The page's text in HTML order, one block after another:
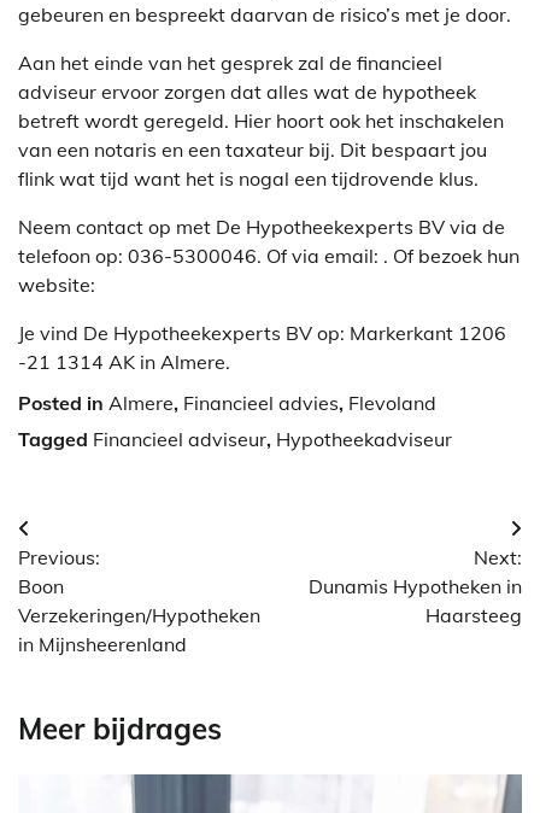
gebeuren en bespreekt daarvan de risico’s met je door.
Aan het einde van het gesprek zal de financieel
adviseur ervoor zorgen dat alles wat de hypotheek
betreft wordt geregeld. Hier hoort ook het inschakelen
van een notaris en een taxateur bij. Dit bespaart jou
flink wat tijd want het is nogal een tijdrovende klus.
Neem contact op met De Hypotheekexperts BV via de
telefoon op: 036-5300046. Of via email: . Of bezoek hun
website:
Je vind De Hypotheekexperts BV op: Markerkant 1206
-21 1314 AK in Almere.
Posted in Almere, Financieel advies, Flevoland
Tagged Financieel adviseur, Hypotheekadviseur
Berichtnavigatie
Previous:
Boon
Verzekeringen/Hypotheken
in Mijnsheerenland
Next:
Dunamis Hypotheken in
Haarsteeg
Meer bijdrages